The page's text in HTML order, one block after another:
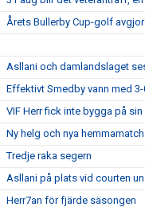
Årets Bullerby Cup-golf
Asllani och damlandslaget
Effektivt Smedby vann med
VIF Herr fick inte bygga på sin
Ny helg och nya
Tredje raka segern
Asllani på plats vid courten
Herr7an för fjärde säsongen